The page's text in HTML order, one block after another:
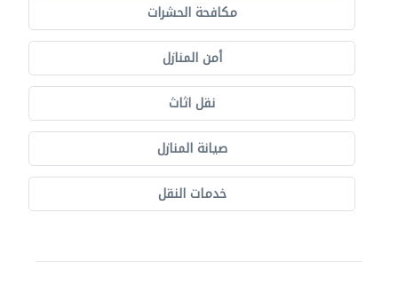
مكافحة الحشرات
أمن المنازل
نقل اثاث
صيانة المنازل
خدمات النقل